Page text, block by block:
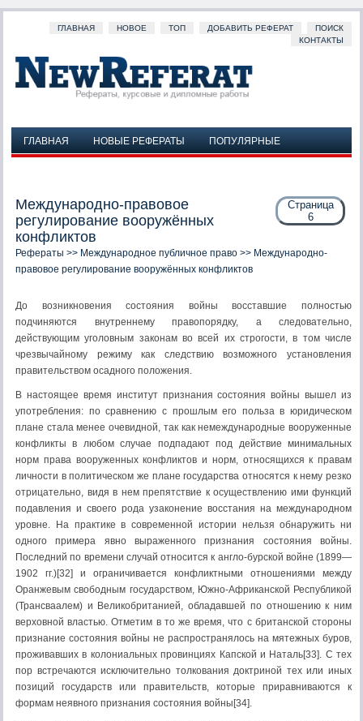
ГЛАВНАЯ НОВОЕ ТОП ДОБАВИТЬ РЕФЕРАТ
ПОИСК
КОНТАКТЫ
ГЛАВНАЯ НОВЫЕ РЕФЕРАТЫ
ПОПУЛЯРНЫЕ
Страница
6
Международно-правовое
регулирование вооружённых
конфликтов
Рефераты >> Международное публичное право >> Международно-
правовое регулирование вооружённых конфликтов
До возникновения состояния войны восставшие полностью
подчиняются внутреннему правопорядку, а следовательно,
действующим уголовным законам во всей их строгости, в том числе
чрезвычайному режиму как следствию возможного установления
правительством осадного положения.
В настоящее время институт признания состояния войны вышел из
употребления: по сравнению с прошлым его польза в юридическом
плане стала менее очевидной, так как немеждународные вооруженные
конфликты в любом случае подпадают под действие минимальных
норм права вооруженных конфликтов и норм, относящихся к правам
личности в политическом же плане государства относятся к нему резко
отрицательно, видя в нем препятствие к осуще­ствлению ими функций
подавления и своего рода узаконение восстания на международном
уровне. На практике в современной истории нельзя обнаружить ни
одного примера явно выраженного признания состояния войны.
Последний по времени случай относится к англо-бурской войне (1899—
1902 гг.)[32] и ограничивается конфликт­ными отношениями между
Оранжевым свободным государством, Южно-Африканской Республикой
(Трансваалем) и Великобританией, обладавшей по отношению к ним
верховной властью. Отметим в то же время, что с британской стороны
признание состояния войны не распространялось на мятежных буров,
проживавших в колониальных провинциях Капской и Наталь[33]. С тех
пор встречаются исключительно толкования доктриной тех или иных
позиций государств или правительств, которые приравниваются к
формам неявного признания состояния войны[34].